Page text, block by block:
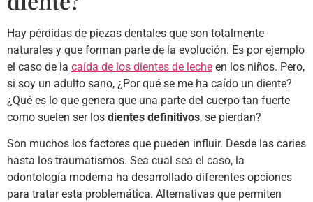
Hay pérdidas de piezas dentales que son totalmente
naturales y que forman parte de la evolución. Es por ejemplo
el caso de la caída de los dientes de leche en los niños. Pero,
si soy un adulto sano, ¿Por qué se me ha caído un diente?
¿Qué es lo que genera que una parte del cuerpo tan fuerte
como suelen ser los dientes definitivos, se pierdan?
Son muchos los factores que pueden influir. Desde las caries
hasta los traumatismos. Sea cual sea el caso, la
odontología moderna ha desarrollado diferentes opciones
para tratar esta problemática. Alternativas que permiten